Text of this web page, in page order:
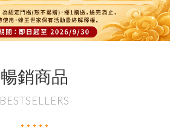
暢銷商品
BESTSELLERS